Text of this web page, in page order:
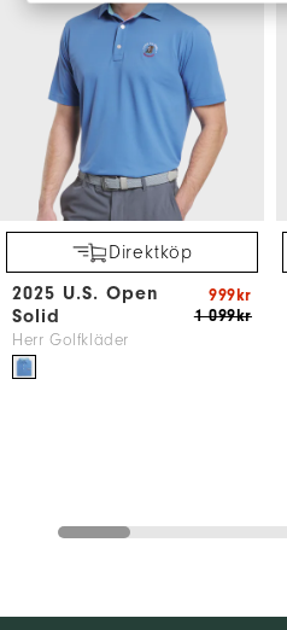
Direktköp
2025 U.S. Open
Solid
Herr Golfkläder
1 099kr
999kr